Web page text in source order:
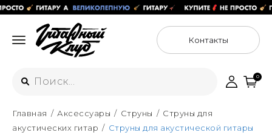
Контакты
Интернет-магазин
+7 (925) 125-54-44
0
Главная Аксессуары Струны
Струны для
акустических гитар
Струны для акустической гитары